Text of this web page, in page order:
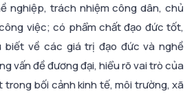
nghiệp, trách nhiệm công dân, chủ
việc; có phẩm chất đạo đức tốt,
biết về các giá trị đạo đức và nghề
vấn đề đương đại, hiểu rõ vai trò của
bối cảnh kinh tế, môi trường, xã